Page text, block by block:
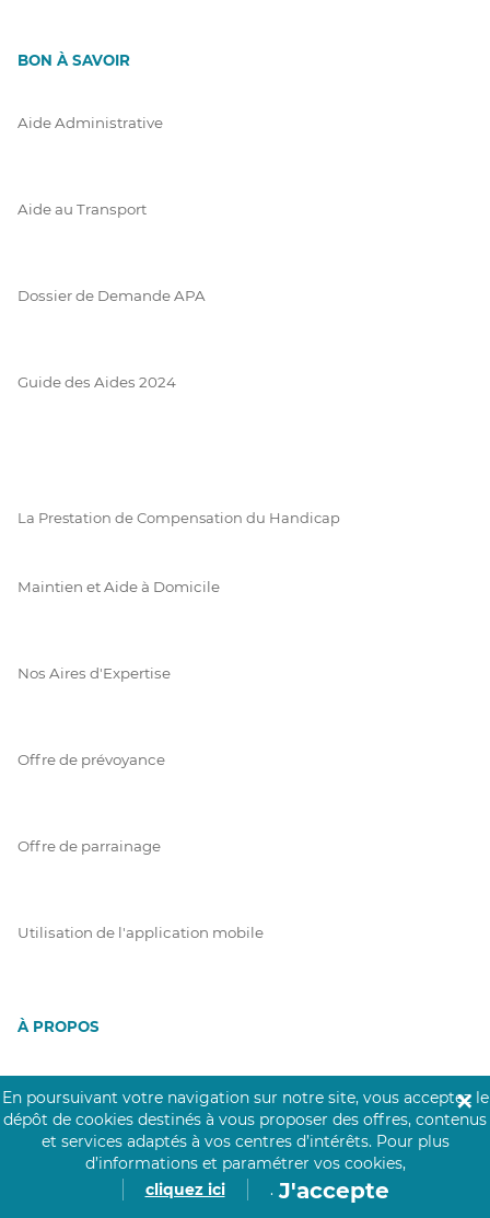
BON À SAVOIR
Aide Administrative
Aide au Transport
Dossier de Demande APA
Guide des Aides 2024
La Prestation de Compensation du Handicap
Maintien et Aide à Domicile
Nos Aires d'Expertise
Offre de prévoyance
Offre de parrainage
Utilisation de l'application mobile
À PROPOS
CGU / GGV
Charte Click&Care
En poursuivant votre navigation sur notre site, vous acceptez le
dépôt de cookies destinés à vous proposer des offres, contenus
et services adaptés à vos centres d’intérêts. Pour plus
d’informations et paramétrer vos cookies,
cliquez ici
. J'accepte
✕